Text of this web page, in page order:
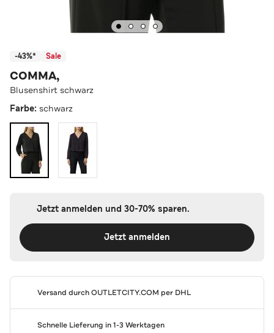
-43%* Sale
COMMA,
Blusenshirt schwarz
Farbe: schwarz
Jetzt anmelden und 30-70% sparen.
Jetzt anmelden
Versand durchOUTLETCITY.COM per DHL
Schnelle Lieferung in 1-3 Werktagen